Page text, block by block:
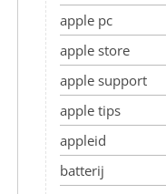
apple pc
apple store
apple support
apple tips
appleid
batterij